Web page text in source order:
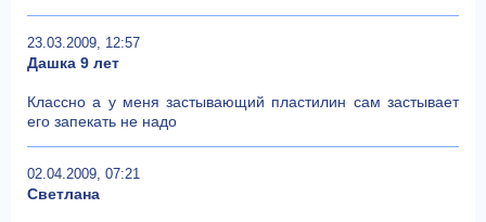
23.03.2009, 12:57
Дашка 9 лет
Классно а у меня застывающий пластилин сам застывает
его запекать не надо
02.04.2009, 07:21
Светлана